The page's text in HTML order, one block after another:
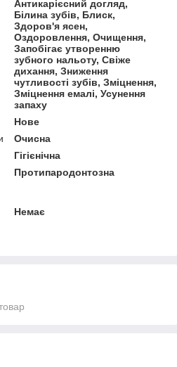
Антикарієсний догляд,
Білина зубів, Блиск,
Здоров'я ясен,
Оздоровлення, Очищення,
Запобігає утворенню
зубного нальоту, Свіже
дихання, Зниження
чутливості зубів, Зміцнення,
Зміцнення емалі, Усунення
запаху
Нове
Очисна
Гігієнічна
Протипародонтозна
Немає